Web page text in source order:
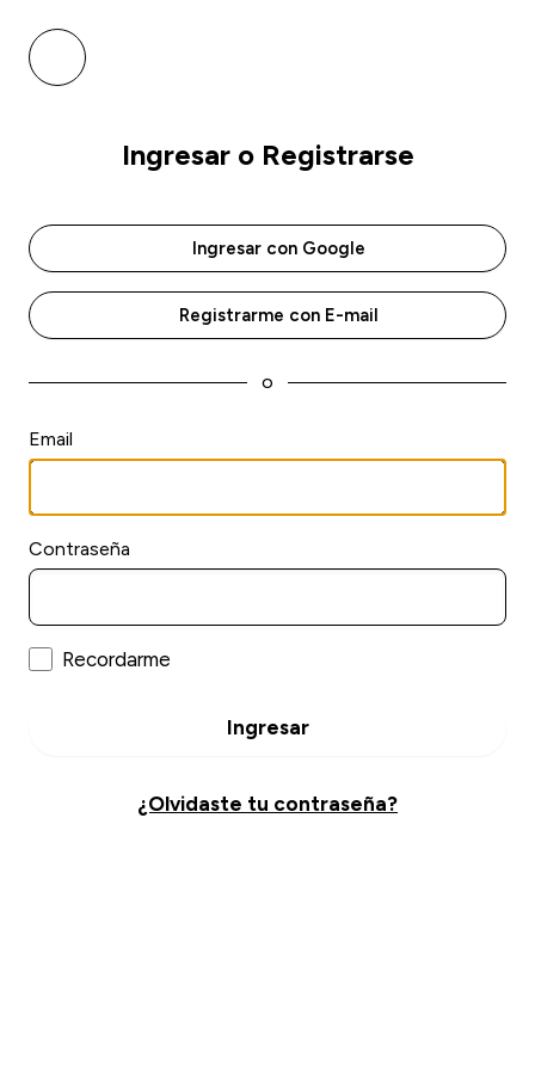
Ingresar o Registrarse
Ingresar con Google
Registrarme con E-mail
o
Email
Contraseña
Recordarme
Ingresar
¿Olvidaste tu contraseña?